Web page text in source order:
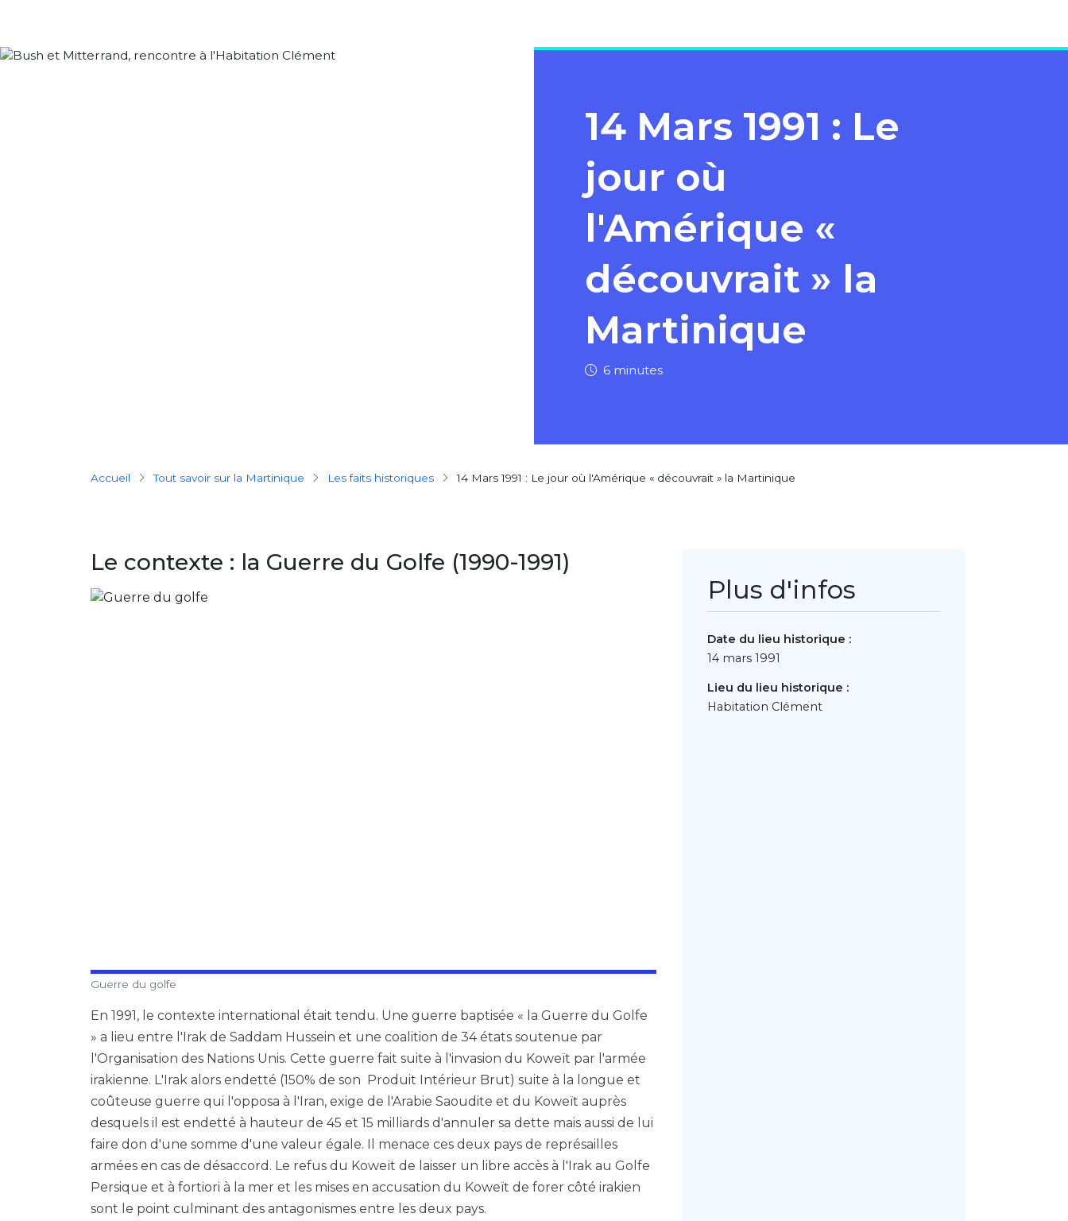
14 Mars 1991 : Le
jour où
l'Amérique «
découvrait » la
Martinique
6 minutes
Breadcrumb
Accueil Tout savoir sur la Martinique Les faits historiques 14 Mars 1991 : Le jour où l'Amérique « découvrait » la Martinique
Le contexte : la Guerre du Golfe (1990-1991)
Guerre du golfe
En 1991, le contexte international était tendu. Une guerre baptisée « la Guerre du Golfe
» a lieu entre l'Irak de Saddam Hussein et une coalition de 34 états soutenue par
l'Organisation des Nations Unis. Cette guerre fait suite à l'invasion du Koweït par l'armée
irakienne. L'Irak alors endetté (150% de son Produit Intérieur Brut) suite à la longue et
coûteuse guerre qui l'opposa à l'Iran, exige de l'Arabie Saoudite et du Koweït auprès
desquels il est endetté à hauteur de 45 et 15 milliards d'annuler sa dette mais aussi de lui
faire don d'une somme d'une valeur égale. Il menace ces deux pays de représailles
armées en cas de désaccord. Le refus du Koweït de laisser un libre accès à l'Irak au Golfe
Persique et à fortiori à la mer et les mises en accusation du Koweït de forer côté irakien
sont le point culminant des antagonismes entre les deux pays.
Plus d'infos
Date du lieu historique :
14 mars 1991
Lieu du lieu historique :
Habitation Clément